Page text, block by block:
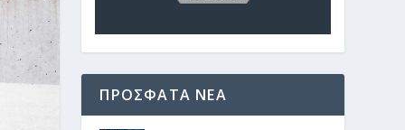
ΠΡΟΣΦΑΤΑ NEA